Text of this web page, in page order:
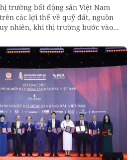
trường bất động sản Việt Nam
các lợi thế về quỹ đất, nguồn
nhiên, khi thị trường bước vào...